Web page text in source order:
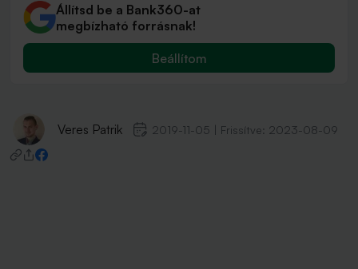
Állítsd be a Bank360-at
megbízható forrásnak!
Beállítom
Veres Patrik 2019-11-05 Frissítve: 2023-08-09